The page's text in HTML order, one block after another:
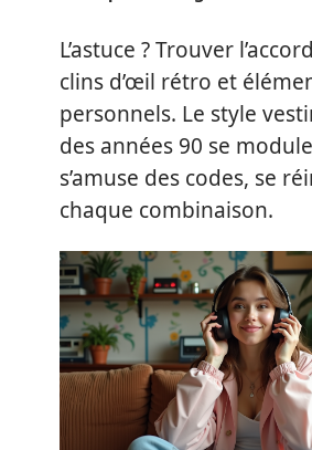
L’astuce ? Trouver
clins d’œil rétro et
personnels. Le style
des années 90 se
s’amuse des codes, se
chaque combinaison.